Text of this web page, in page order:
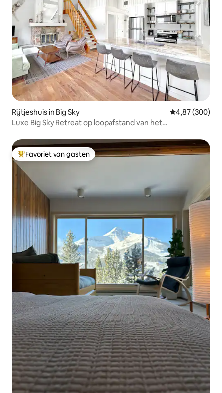
Rijtjeshuis in Big Sky Gemiddelde
4,87 (300)
Luxe Big Sky Retreat op loopafstand van het
Topfavoriet van gasten
Favoriet van gasten